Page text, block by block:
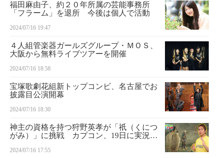
福田麻由子、約２０年所属の芸能事務所
「フラーム」を退所 今後は個人で活動
2024/07/16 19:47
４人組管楽器ガールズグループ・ＭＯＳ、
大阪から無料ライブツアーを開催
2024/07/16 18:58
宝塚歌劇花組新トップコンビ、名古屋でお
披露目公演開幕
2024/07/16 18:30
神主の資格を持つ狩野英孝が「祇（くにつ
がみ）」に挑戦 カプコン、19日に実況プ
2024/07/16 17:55